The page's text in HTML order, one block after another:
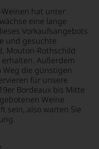
Weinen hat unter
eine lange
Vorkaufsangebots
und gesuchte
Mouton-Rothschild
Außerdem
Weg die günstigen
für unsere
Bordeaux bis Mitte
Weine
sein, also warten Sie